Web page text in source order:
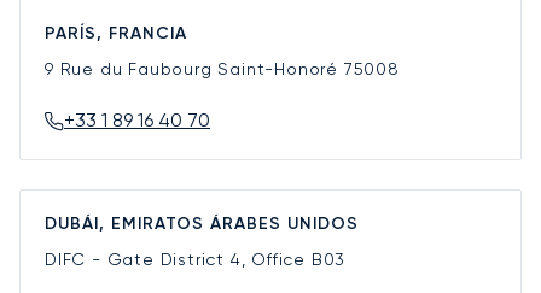
PARÍS, FRANCIA
9 Rue du Faubourg Saint-Honoré 75008
+33 1 89 16 40 70
DUBÁI, EMIRATOS ÁRABES UNIDOS
DIFC - Gate District 4, Office B03